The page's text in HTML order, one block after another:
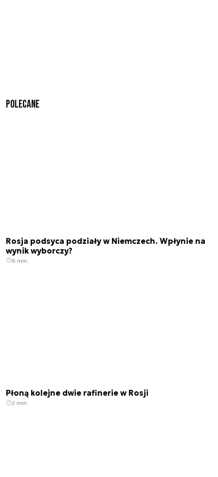
Polecane
Rosja podsyca podziały w Niemczech. Wpłynie na
wynik wyborczy?
6 min.
Płoną kolejne dwie rafinerie w Rosji
2 min.